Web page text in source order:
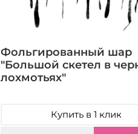
Фольгированный шар
"Большой скетел в
лохмотьях"
Купить в 1 клик